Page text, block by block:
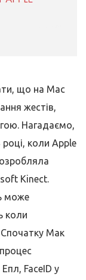
що на Mac
жестів,
Нагадаємо,
коли Apple
Kinect.
може
коли
Спочатку Мак
FaceID у